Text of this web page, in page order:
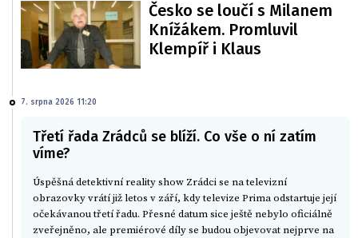
Česko se loučí s Milanem
Knížákem. Promluvil
Klempíř i Klaus
7. srpna 2026 11:20
Třetí řada Zrádců se blíží. Co vše o ní zatím
víme?
Úspěšná detektivní reality show Zrádci se na televizní
obrazovky vrátí již letos v září, kdy televize Prima odstartuje její
očekávanou třetí řadu. Přesné datum sice ještě nebylo oficiálně
zveřejněno, ale premiérové díly se budou objevovat nejprve na